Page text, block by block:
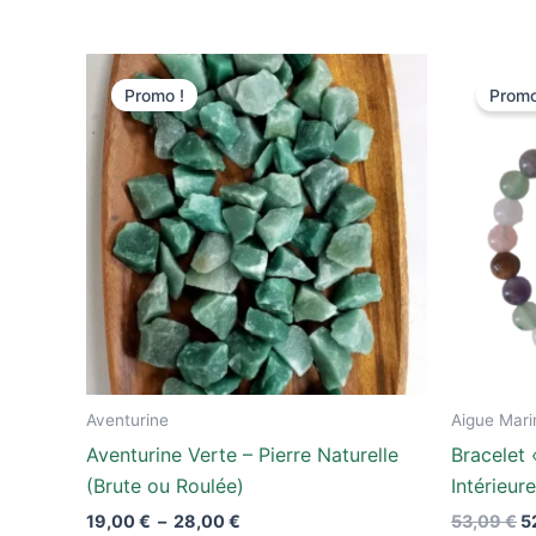
Promo !
Aventurine
Aventurine Verte – Pierre Naturelle
(Brute ou Roulée)
19,00€ – 28,00€
Plage
de
prix :
19,00 €
à
28,00 €
Ce
produit
a
plusieurs
variations.
Les
options
peuvent
être
choisies
sur
page
Aigue
Bracelet
53,09€